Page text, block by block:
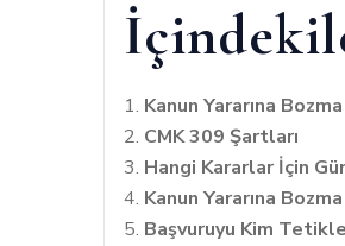
Kanun Yararına
CMK 309 Şartları
Hangi Kararlar İçin
Kanun Yararına
Başvuruyu Kim